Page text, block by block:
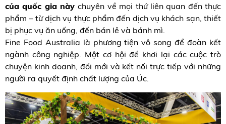
của quốc gia nàychuyên về mọi thứ liên quan đến thực
phẩm – từ dịch vụ thực phẩm đến dịch vụ khách sạn, thiết
bị phục vụ ăn uống, đến bán lẻ và bánh mì.
Fine Food Australia là phương tiện vô song để đoàn kết
ngành công nghiệp. Một cơ hội để khơi lại các cuộc trò
chuyện kinh doanh, đổi mới và kết nối trực tiếp với những
người ra quyết định chất lượng của Úc.